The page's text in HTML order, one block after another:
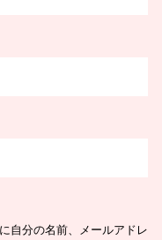
自分の名前、メールアドレ